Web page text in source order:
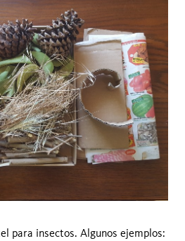
para insectos. Algunos ejemplos: